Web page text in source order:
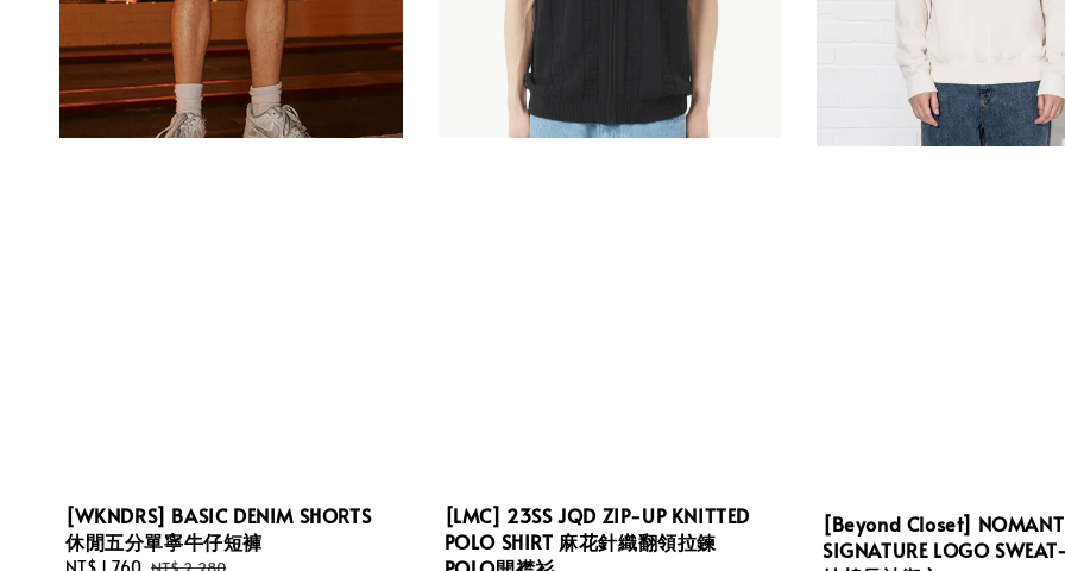
[WKNDRS] BASIC DENIM SHORTS
休閒五分單寧牛仔短褲
Sale
NT$ 1,760 Regular
[LMC] 23SS JQD ZIP-UP KNITTED
POLO SHIRT 麻花針織翻領拉鍊
[Beyond Closet]
SIGNATURE LOGO